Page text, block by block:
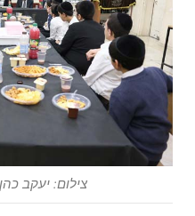
צילום: יעקב